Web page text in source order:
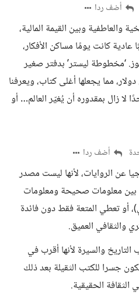
أضف ردا
والعاطفية وبين القيمة المالية،
كانت يومًا مساكن الأفكار،
‘مخطوطة ليستر’ بدفتر صغير
بـ30.8 مليون دولار، مما يجعلها أغلى كتاب، ويعرفنا
لا زال بمقدوره أن يُغيّر العالم… أو
أضف ردا
عن الروايات، لأنها ليست مصدر
بين معلومات صحيحة ومعلومات
أو تعطي المتعة فقط دون فائدة
والثقافي العميق.
والسيرة لأنها أقرب في
جسرا للكتب الثقيلة بعد ذلك
الحقيقية.